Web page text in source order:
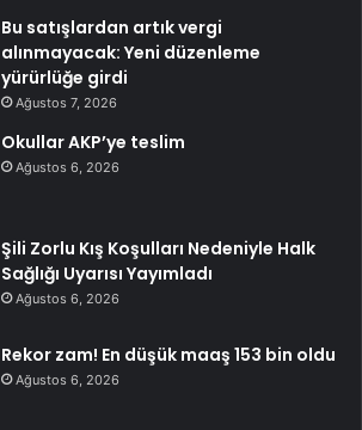
Bu satışlardan artık vergi
alınmayacak: Yeni düzenleme
yürürlüğe girdi
Ağustos 7, 2026
Okullar AKP’ye teslim
Ağustos 6, 2026
Şili Zorlu Kış Koşulları Nedeniyle Halk
Sağlığı Uyarısı Yayımladı
Ağustos 6, 2026
Rekor zam! En düşük maaş 153 bin oldu
Ağustos 6, 2026